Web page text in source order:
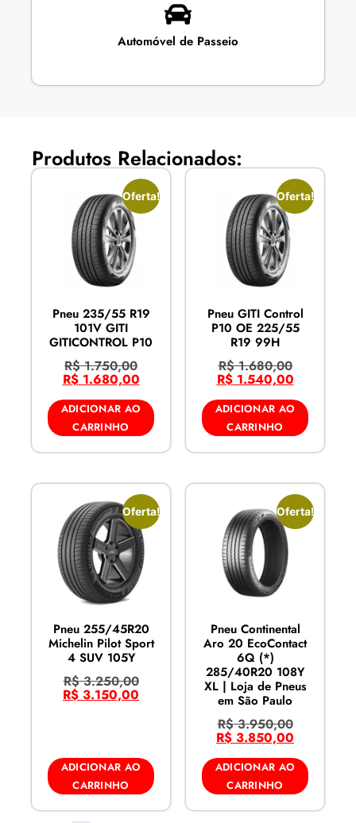
Automóvel de Passeio
Produtos Relacionados:
Oferta!
Pneu 235/55 R19
101V GITI
GITICONTROL P10
R$1.750,00
R$1.680,00
ADICIONAR AO
CARRINHO
Oferta!
Pneu GITI Control
P10 OE 225/55
R19 99H
R$1.680,00
R$1.540,00
ADICIONAR AO
CARRINHO
Oferta!
Pneu 255/45R20
Michelin Pilot Sport
4 SUV 105Y
R$3.250,00
R$ 3.150,00
ADICIONAR AO
CARRINHO
Oferta!
Pneu Continental
Aro 20 EcoContact
6Q (*)
285/40R20 108Y
XL | Loja de Pneus
em São Paulo
R$3.950,00
R$ 3.850,00
ADICIONAR AO
CARRINHO